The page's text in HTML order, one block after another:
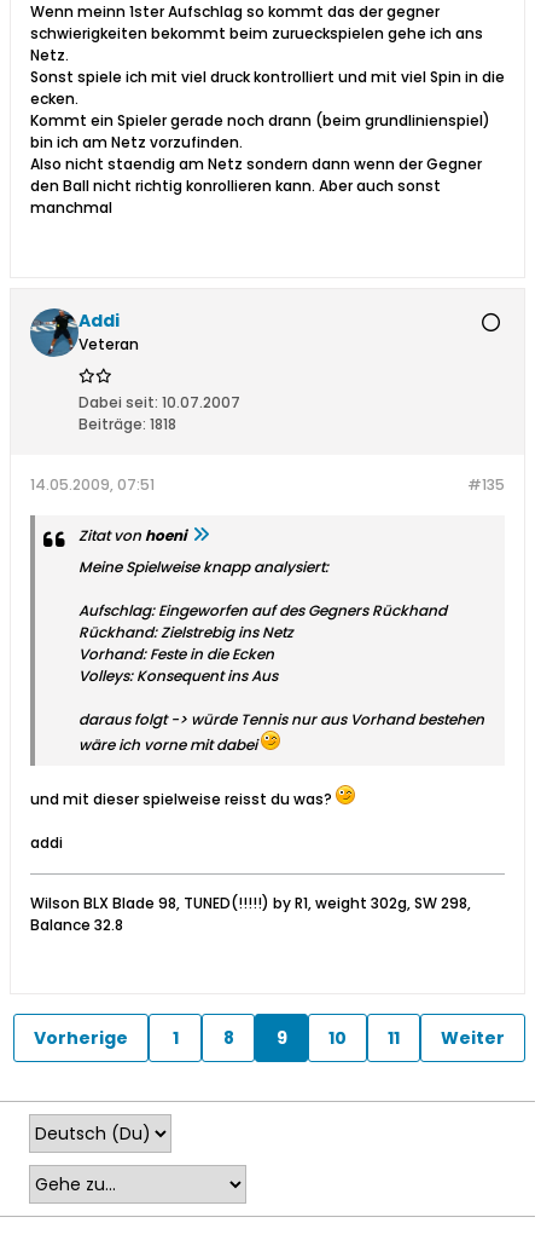
Wenn meinn 1ster Aufschlag so kommt das der gegner
schwierigkeiten bekommt beim zurueckspielen gehe ich ans
Netz.
Sonst spiele ich mit viel druck kontrolliert und mit viel Spin in die
ecken.
Kommt ein Spieler gerade noch drann (beim grundlinienspiel)
bin ich am Netz vorzufinden.
Also nicht staendig am Netz sondern dann wenn der Gegner
den Ball nicht richtig konrollieren kann. Aber auch sonst
manchmal
Addi
Veteran
Dabei seit: 10.07.2007
Beiträge: 1818
#135
14.05.2009, 07:51
Zitat vonhoeni
Meine Spielweise knapp analysiert:
Aufschlag: Eingeworfen auf des Gegners Rückhand
Rückhand: Zielstrebig ins Netz
Vorhand: Feste in die Ecken
Volleys: Konsequent ins Aus
daraus folgt -> würde Tennis nur aus Vorhand bestehen
wäre ich vorne mit dabei
und mit dieser spielweise reisst du was?
addi
Wilson BLX Blade 98, TUNED(!!!!!) by R1, weight 302g, SW 298,
Balance 32.8
Vorherige 1 8 9 10 11 Weiter